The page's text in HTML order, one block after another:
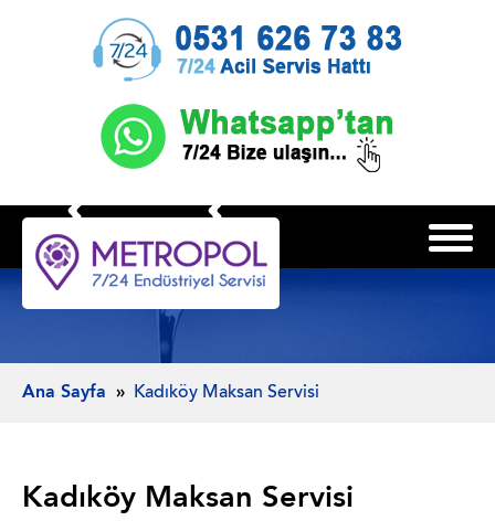
Ana Sayfa Kadıköy Maksan Servisi
Kadıköy Maksan Servisi